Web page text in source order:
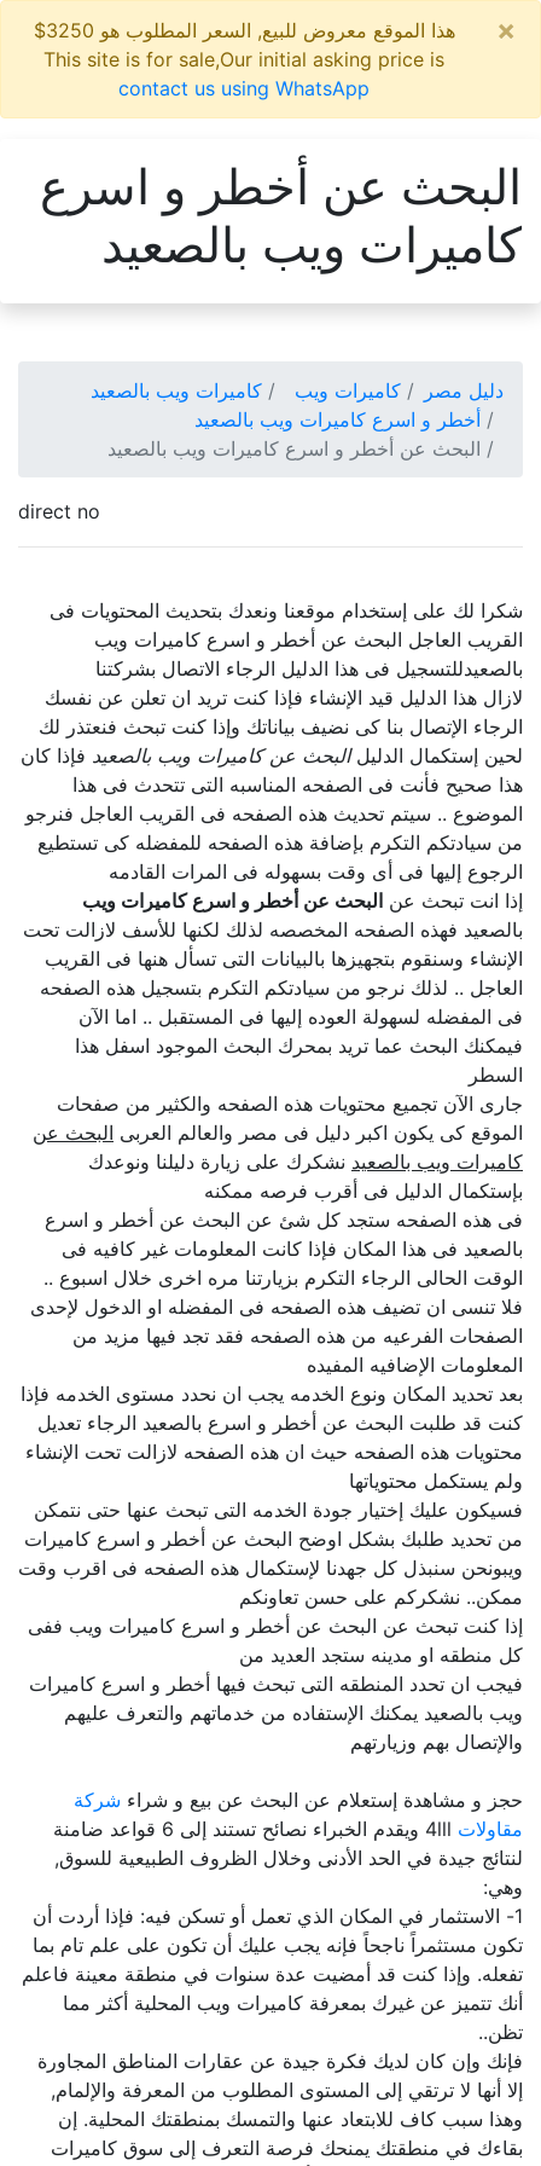
هذا الموقع معروض للبيع, السعر المطلوب هو 3250$
This site is for sale,Our initial asking price is
contact us using WhatsApp
البحث عن أخطر و اسرع
كاميرات ويب بالصعيد
دليل مصر كاميرات ويب
كاميرات ويب بالصعيد
أخطر و اسرع كاميرات ويب بالصعيد
البحث عن أخطر و اسرع كاميرات ويب بالصعيد
direct no
شكرا لك على إستخدام موقعنا ونعدك بتحديث المحتويات فى
القريب العاجل البحث عن أخطر و اسرع كاميرات ويب
بالصعيدللتسجيل فى هذا الدليل الرجاء الاتصال بشركتنا
لازال هذا الدليل قيد الإنشاء فإذا كنت تريد ان تعلن عن نفسك
الرجاء الإتصال بنا كى نضيف بياناتك وإذا كنت تبحث فنعتذر لك
لحين إستكمال الدليلالبحث عن كاميرات ويب بالصعيدفإذا كان
هذا صحيح فأنت فى الصفحه المناسبه التى تتحدث فى هذا
الموضوع .. سيتم تحديث هذه الصفحه فى القريب العاجل فنرجو
من سيادتكم التكرم بإضافة هذه الصفحه للمفضله كى تستطيع
الرجوع إليها فى أى وقت بسهوله فى المرات القادمه
إذا انت تبحث عنالبحث عن أخطر و اسرع كاميرات ويب
بالصعيد فهذه الصفحه المخصصه لذلك لكنها للأسف لازالت تحت
الإنشاء وسنقوم بتجهيزها بالبيانات التى تسأل هنها فى القريب
العاجل .. لذلك نرجو من سيادتكم التكرم بتسجيل هذه الصفحه
فى المفضله لسهولة العوده إليها فى المستقبل .. اما الآن
فيمكنك البحث عما تريد بمحرك البحث الموجود اسفل هذا
السطر
جارى الآن تجميع محتويات هذه الصفحه والكثير من صفحات
الموقع كى يكون اكبر دليل فى مصر والعالم العربىالبحث عن
كاميرات ويب بالصعيدنشكرك على زيارة دليلنا ونوعدك
بإستكمال الدليل فى أقرب فرصه ممكنه
فى هذه الصفحه ستجد كل شئ عن البحث عن أخطر و اسرع
بالصعيد فى هذا المكان فإذا كانت المعلومات غير كافيه فى
الوقت الحالى الرجاء التكرم بزيارتنا مره اخرى خلال اسبوع ..
فلا تنسى ان تضيف هذه الصفحه فى المفضله او الدخول لإحدى
الصفحات الفرعيه من هذه الصفحه فقد تجد فيها مزيد من
المعلومات الإضافيه المفيده
بعد تحديد المكان ونوع الخدمه يجب ان نحدد مستوى الخدمه فإذا
كنت قد طلبت البحث عن أخطر و اسرع بالصعيد الرجاء تعديل
محتويات هذه الصفحه حيث ان هذه الصفحه لازالت تحت الإنشاء
ولم يستكمل محتوياتها
فسيكون عليك إختيار جودة الخدمه التى تبحث عنها حتى نتمكن
من تحديد طلبك بشكل اوضح البحث عن أخطر و اسرع كاميرات
ويبونحن سنبذل كل جهدنا لإستكمال هذه الصفحه فى اقرب وقت
ممكن.. نشكركم على حسن تعاونكم
إذا كنت تبحث عن البحث عن أخطر و اسرع كاميرات ويب ففى
كل منطقه او مدينه ستجد العديد من
فيجب ان تحدد المنطقه التى تبحث فيها أخطر و اسرع كاميرات
ويب بالصعيد يمكنك الإستفاده من خدماتهم والتعرف عليهم
والإتصال بهم وزيارتهم
حجز و مشاهدة إستعلام عن البحث عن بيع و شراءشركة
مقاولات
4lll ويقدم الخبراء نصائح تستند إلى 6 قواعد ضامنة
لنتائج جيدة في الحد الأدنى وخلال الظروف الطبيعية للسوق,
وهي:
1- الاستثمار في المكان الذي تعمل أو تسكن فيه: فإذا أردت أن
تكون مستثمراً ناجحاً فإنه يجب عليك أن تكون على علم تام بما
تفعله. وإذا كنت قد أمضيت عدة سنوات في منطقة معينة فاعلم
أنك تتميز عن غيرك بمعرفة كاميرات ويب المحلية أكثر مما
تظن..
فإنك وإن كان لديك فكرة جيدة عن عقارات المناطق المجاورة
إلا أنها لا ترتقي إلى المستوى المطلوب من المعرفة والإلمام,
وهذا سبب كاف للابتعاد عنها والتمسك بمنطقتك المحلية. إن
بقاءك في منطقتك يمنحك فرصة التعرف إلى سوق كاميرات